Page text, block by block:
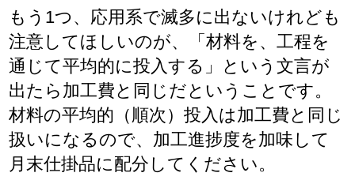
もう1つ、応用系で滅多に出ないけれども
注意してほしいのが、「材料を、工程を
通じて平均的に投入する」という文言が
出たら加工費と同じだということです。
材料の平均的（順次）投入は加工費と同じ
扱いになるので、加工進捗度を加味して
月末仕掛品に配分してください。